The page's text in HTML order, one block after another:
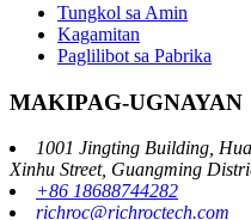
Tungkol sa Amin
Kagamitan
Paglilibot sa Pabrika
MAKIPAG-UGNAYAN
1001 Jingting Building,
Xinhu Street, Guangming
+86 18688744282
richroc@richroctech.com